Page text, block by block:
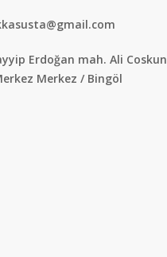
Erdoğan mah. Ali Coskun
Merkez / Bingöl